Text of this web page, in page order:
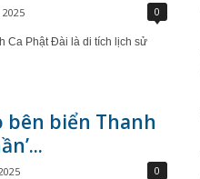
0
Ca Phật Đài là di tích lịch sử
bên biển Thanh
0